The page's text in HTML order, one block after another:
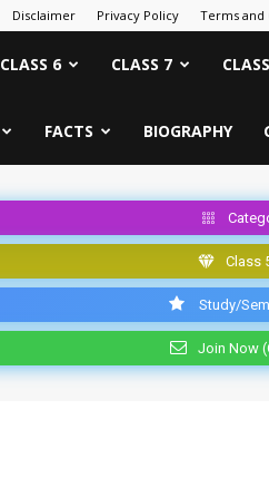
Disclaimer Privacy Policy Terms and
CLASS 6 CLASS 7
FACTS BIOGRAPHY
Class
Study/
Join Now